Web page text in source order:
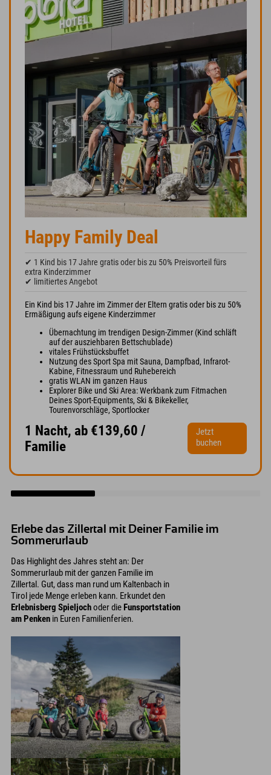
Happy Family Deal
✔ 1 Kind bis 17 Jahre gratis oder bis zu 50% Preisvorteil fürs
extra Kinderzimmer
✔ limitiertes Angebot
Ein Kind bis 17 Jahre im Zimmer der Eltern gratis oder bis zu 50%
Ermäßigung aufs eigene Kinderzimmer
Übernachtung im trendigen Design-Zimmer (Kind schläft
auf der ausziehbaren Bettschublade)
vitales Frühstücksbuffet
Nutzung des Sport Spa mit Sauna, Dampfbad, Infrarot-
Kabine, Fitnessraum und Ruhebereich
gratis WLAN im ganzen Haus
Explorer Bike und Ski Area: Werkbank zum Fitmachen
Deines Sport-Equipments, Ski & Bikekeller,
Tourenvorschläge, Sportlocker
1 Nacht, ab €139,60 /
Familie
Jetzt
buchen
Erlebe das Zillertal mit Deiner Familie im
Sommerurlaub
Das Highlight des Jahres steht an: Der
Sommerurlaub mit der ganzen Familie im
Zillertal. Gut, dass man rund um Kaltenbach in
Tirol jede Menge erleben kann. Erkundet den
Erlebnisberg Spieljochoder die Funsportstation
am Penken in Euren Familienferien.